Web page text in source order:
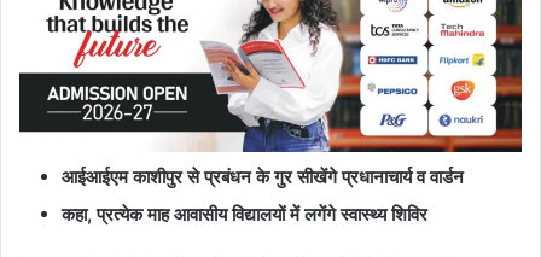
आईआईएम काशीपुर से प्रबंधन के गुर सीखेंगे प्रधानाचार्य व वार्डन
कहा, प्रत्येक माह आवासीय विद्यालयों में लगेंगे स्वास्थ्य शिविर